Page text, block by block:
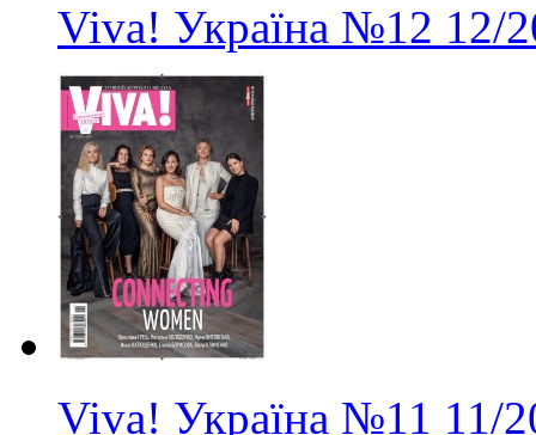
Viva! Україна №12 12/
Viva! Україна №11 11/